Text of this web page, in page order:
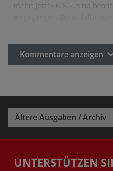
mehr: Jetzt - 6.8. -. sind
Kommentare anzeigen
Ältere Ausgaben / Archiv
UNTERSTÜTZEN